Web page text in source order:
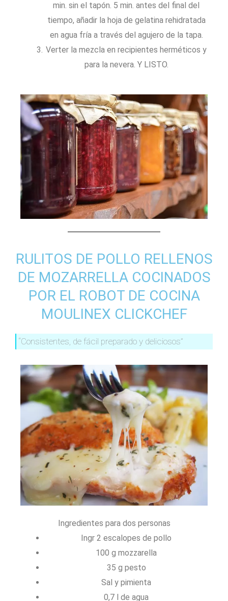
min. sin el tapón. 5 min. antes del final del
tiempo, añadir la hoja de gelatina rehidratada
en agua fría a través del agujero de la tapa.
Verter la mezcla en recipientes herméticos y
para la nevera. Y LISTO.
RULITOS DE POLLO RELLENOS
DE MOZARRELLA COCINADOS
POR EL ROBOT DE COCINA
MOULINEX CLICKCHEF
“Consistentes, de fácil preparado y deliciosos”
Ingredientes para dos personas
Ingr 2 escalopes de pollo
100 g mozzarella
35 g pesto
Sal y pimienta
0,7 l de agua